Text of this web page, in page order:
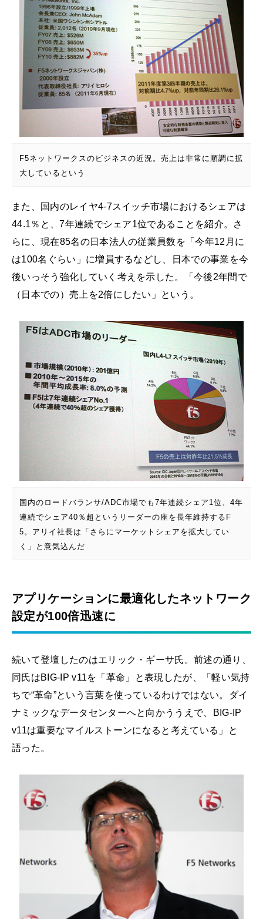
F5ネットワークスのビジネスの近況。売上は非常に順調に拡
大しているという
また、国内のレイヤ4-7スイッチ市場におけるシェアは
44.1％と、7年連続でシェア1位であることを紹介。さ
らに、現在85名の日本法人の従業員数を「今年12月に
は100名ぐらい」に増員するなどし、日本での事業を今
後いっそう強化していく考えを示した。「今後2年間で
（日本での）売上を2倍にしたい」という。
国内のロードバランサ/ADC市場でも7年連続シェア1位、4年
連続でシェア40％超というリーダーの座を長年維持するF
5。アリイ社長は「さらにマーケットシェアを拡大してい
く」と意気込んだ
アプリケーションに最適化したネットワーク
設定が100倍迅速に
続いて登壇したのはエリック・ギーサ氏。前述の通り、
同氏はBIG-IP v11を「革命」と表現したが、「軽い気持
ちで“革命”という言葉を使っているわけではない。ダイ
ナミックなデータセンターへと向かううえで、BIG-IP
v11は重要なマイルストーンになると考えている」と
語った。